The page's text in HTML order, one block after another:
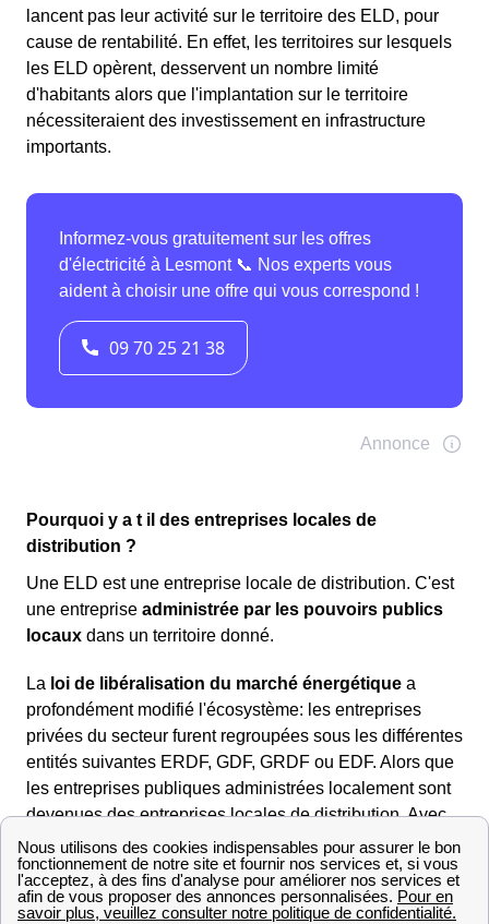
lancent pas leur activité sur le territoire des ELD, pour
cause de rentabilité. En effet, les territoires sur lesquels
les ELD opèrent, desservent un nombre limité
d'habitants alors que l'implantation sur le territoire
nécessiteraient des investissement en infrastructure
importants.
Pourquoi y a t il des entreprises locales de
distribution ?
Une ELD est une entreprise locale de distribution. C'est
une entreprise administrée par les pouvoirs publics
locaux dans un territoire donné.
La loi de libéralisation du marché énergétique a
profondément modifié l'écosystème: les entreprises
privées du secteur furent regroupées sous les différentes
entités suivantes ERDF, GDF, GRDF ou EDF. Alors que
les entreprises publiques administrées localement sont
devenues des entreprises locales de distribution. Avec
l'arrivée des fournisseurs alternatifs comme Direct
Energie ou Eni en 2007, les ELD ont vu une opportunité
pour former des regroupements afin d'accroître leur
développement.